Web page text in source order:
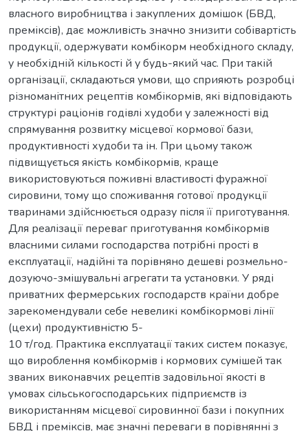
власного виробництва і закуплених домішок (БВД,
преміксів), дає можливість значно знизити собівартість
продукції, одержувати комбікорм необхідного складу,
у необхідній кількості й у будь-який час. При такій
організації, складаються умови, що сприяють розробці
різноманітних рецептів комбікормів, які відповідають
структурі раціонів годівлі худоби у залежності від
спрямування розвитку місцевої кормової бази,
продуктивності худоби та ін. При цьому також
підвищується якість комбікормів, краще
використовуються поживні властивості фуражної
сировини, тому що споживання готової продукції
тваринами здійснюється одразу після її приготування.
Для реалізації переваг приготування комбікормів
власними силами господарства потрібні прості в
експлуатації, надійні та порівняно дешеві розмельно-
дозуючо-змішувальні агрегати та установки. У ряді
приватних фермерських господарств країни добре
зарекомендували себе невеликі комбікормові лінії
(цехи) продуктивністю 5-
10 т/год. Практика експлуатації таких систем показує,
що вироблення комбікормів і кормових сумішей так
званих виконавчих рецептів задовільної якості в
умовах сільськогосподарських підприємств із
використанням місцевої сировинної бази і покупних
БВД і преміксів, має значні переваги в порівнянні з